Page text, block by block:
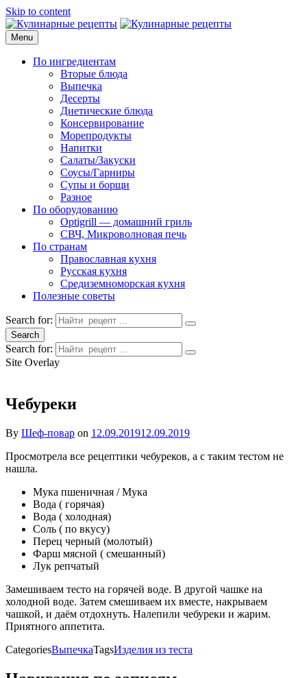
Skip to content
Кулинарные рецепты
для домашнего приготовления
Menu
По ингредиентам
Вторые блюда
Выпечка
Десерты
Диетические блюда
Консервирование
Морепродукты
Напитки
Салаты/Закуски
Соусы/Гарниры
Супы и борщи
Разное
По оборудованию
Optigrill — домашний гриль
СВЧ, Микроволновая печь
По странам
Православная кухня
Русская кухня
Средиземноморская кухня
Полезные советы
Search for:
Search
Search for:
Site Overlay
Чебуреки
By Шеф-повар on 12.09.201912.09.2019
Просмотрела все рецептики чебуреков, а с таким тестом не
нашла.
Мука пшеничная / Мука
Вода ( горячая)
Вода ( холодная)
Соль ( по вкусу)
Перец черный (молотый)
Фарш мясной ( смешанный)
Лук репчатый
Замешиваем тесто на горячей воде. В другой чашке на
холодной воде. Затем смешиваем их вместе, накрываем
чашкой, и даём отдохнуть. Налепили чебуреки и жарим.
Приятного аппетита.
CategoriesВыпечкаTagsИзделия из теста